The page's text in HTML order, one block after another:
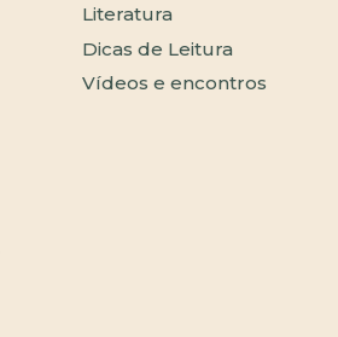
Literatura
Dicas de Leitura
Vídeos e encontros